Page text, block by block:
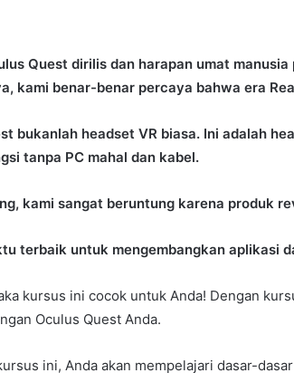
Quest dirilis dan harapan umat
kami benar-benar percaya bahwa era
bukanlah headset VR biasa. Ini adalah
tanpa PC mahal dan kabel.
kami sangat beruntung karena produk
terbaik untuk mengembangkan aplikasi
kursus ini cocok untuk Anda! Dengan
Oculus Quest Anda.
ini, Anda akan mempelajari dasar-